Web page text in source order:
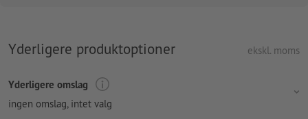
Yderligere produktoptioner ekskl. moms
Yderligere omslag
ingen omslag, intet valg